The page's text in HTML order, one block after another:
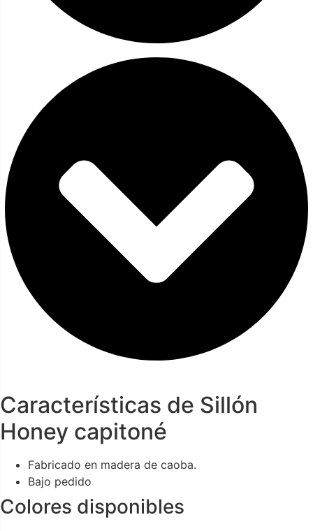
Características de Sillón
Honey capitoné
Fabricado en madera de caoba.
Bajo pedido
Colores disponibles